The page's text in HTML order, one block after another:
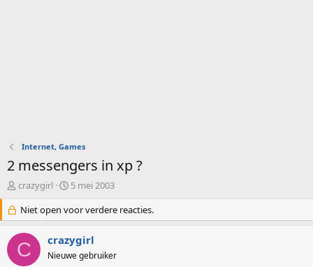
Internet, Games
2 messengers in xp ?
O
d
e
r
w
e
crazygirl
S
a
r
d
a
5 mei 2003
Niet open voor verdere reacties.
C crazygirl
Nieuwe gebruiker